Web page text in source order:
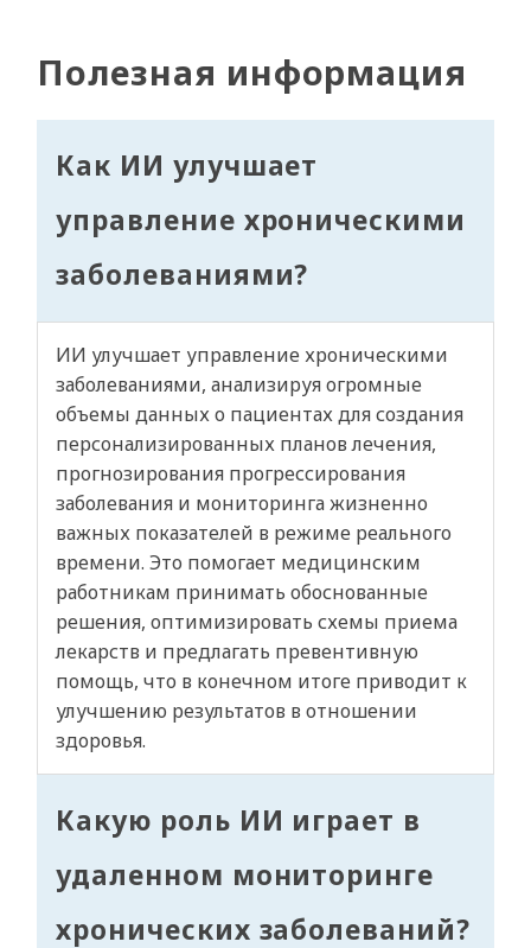
Полезная информация
Как ИИ улучшает
управление хроническими
заболеваниями?
ИИ улучшает управление хроническими
заболеваниями, анализируя огромные
объемы данных о пациентах для создания
персонализированных планов лечения,
прогнозирования прогрессирования
заболевания и мониторинга жизненно
важных показателей в режиме реального
времени. Это помогает медицинским
работникам принимать обоснованные
решения, оптимизировать схемы приема
лекарств и предлагать превентивную
помощь, что в конечном итоге приводит к
улучшению результатов в отношении
здоровья.
Какую роль ИИ играет в
удаленном мониторинге
хронических заболеваний?